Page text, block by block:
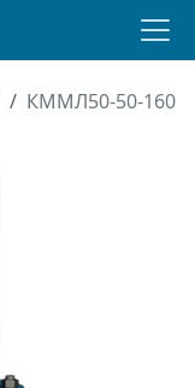
КММЛ50-50-160